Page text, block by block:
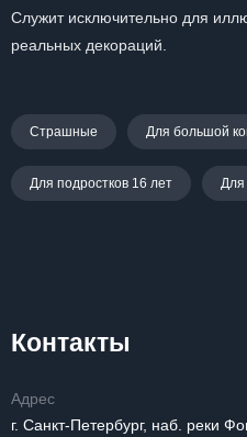
Служит исключительно для
реальных декораций.
Страшные Для большой
Для подростков 16 лет Для
Контакты
Адрес
г. Санкт-Петербург, наб. реки